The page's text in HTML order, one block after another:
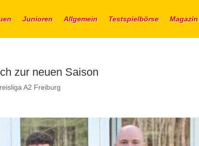
Junioren Allgemein Testspielbörse Magazin
zur neuen Saison
A2 Freiburg